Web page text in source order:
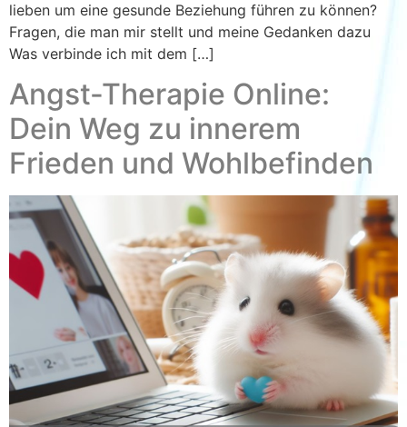
lieben um eine gesunde Beziehung führen zu können?
Fragen, die man mir stellt und meine Gedanken dazu
Was verbinde ich mit dem […]
Angst-Therapie Online:
Dein Weg zu innerem
Frieden und Wohlbefinden